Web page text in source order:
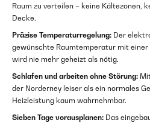
Raum zu verteilen – keine Kältezonen,
Decke.
Präzise Temperaturregelung: Der
gewünschte Raumtemperatur mit einer
wird nie mehr geheizt als nötig.
Schlafen und arbeiten ohne Störung:
der Norderney leiser als ein normales
Heizleistung kaum wahrnehmbar.
Sieben Tage vorausplanen: Das